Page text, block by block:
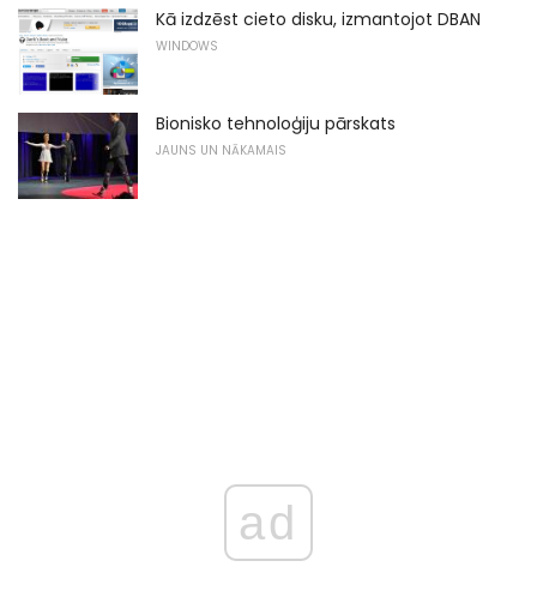
Kā izdzēst cieto disku, izmantojot DBAN
WINDOWS
Bionisko tehnoloģiju pārskats
JAUNS UN NĀKAMAIS
ad